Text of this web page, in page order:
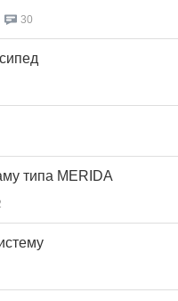
30
типа MERIDA